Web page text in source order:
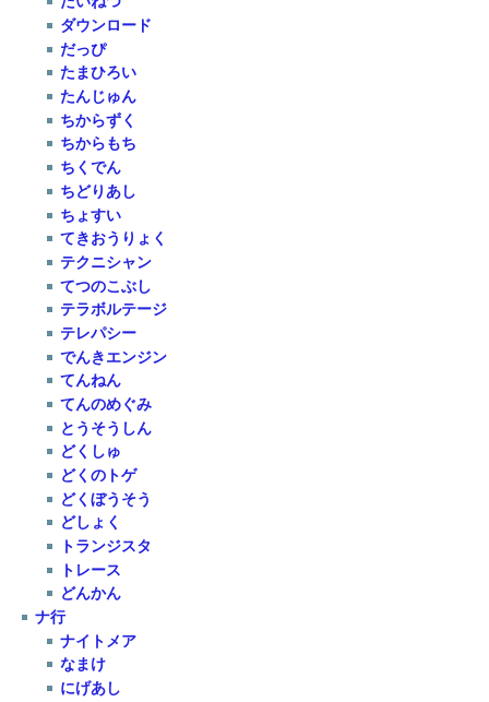
ダウンロード
だっぴ
たまひろい
たんじゅん
ちからずく
ちからもち
ちくでん
ちどりあし
ちょすい
てきおうりょく
テクニシャン
てつのこぶし
テラボルテージ
テレパシー
でんきエンジン
てんねん
てんのめぐみ
とうそうしん
どくしゅ
どくのトゲ
どくぼうそう
どしょく
トランジスタ
トレース
どんかん
ナ行
ナイトメア
なまけ
にげあし